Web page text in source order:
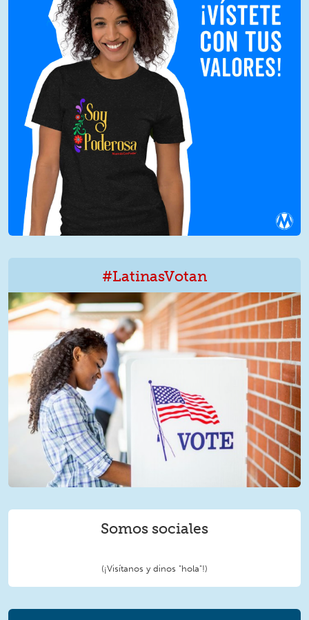
#LatinasVotan
LatinxVotan.png
Somos sociales
(¡Visítanos y dinos "hola"!)